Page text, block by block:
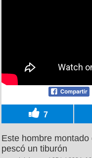
7
Este hombre
pescó un tiburón